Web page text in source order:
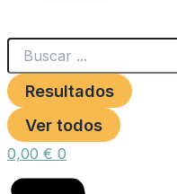
Resultados
Ver todos
0,00 € 0